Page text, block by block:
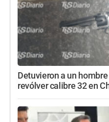
Detuvieron a un
revólver calibre 32 en